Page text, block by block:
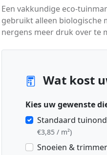
Een vakkundige eco-
gebruikt alleen biologische
nergens meer druk over te
Wat kost
Kies uw gewenste
Standaard
€3,85 / m²)
Snoeien &